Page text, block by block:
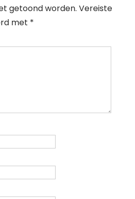
getoond worden. Vereiste
met *